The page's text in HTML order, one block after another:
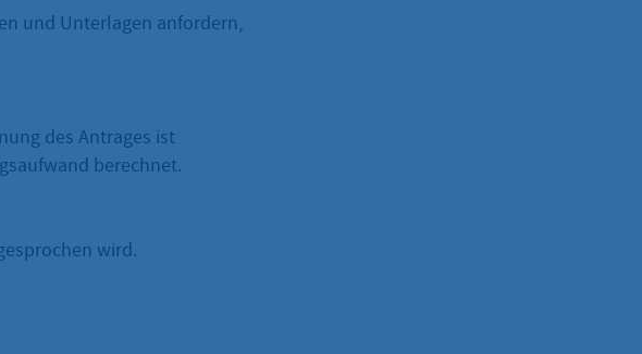
und Unterlagen anfordern,
des Antrages ist
berechnet.
wird.